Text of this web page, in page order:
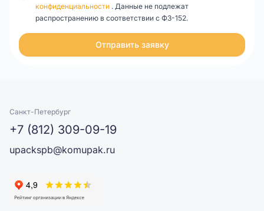
конфиденциальности . Данные не подлежат
распространению в соответствии с ФЗ-152.
Отправить заявку
Санкт-Петербург
+7 (812) 309-09-19
upackspb@komupak.ru